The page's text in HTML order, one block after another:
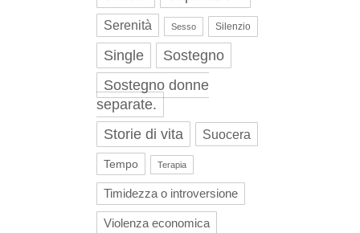
Serenità Sesso Silenzio
Single
Sostegno
Sostegno donne
separate.
Storie di vita
Suocera
Tempo Terapia
Timidezza o introversione
Violenza economica